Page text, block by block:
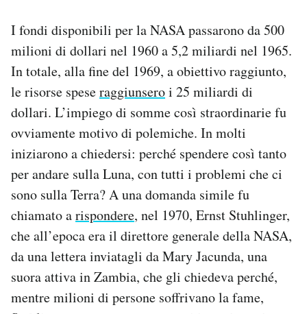
I fondi disponibili per la NASA passarono da 500
milioni di dollari nel 1960 a 5,2 miliardi nel 1965.
In totale, alla fine del 1969, a obiettivo raggiunto,
le risorse speseraggiunseroi 25 miliardi di
dollari. L’impiego di somme così straordinarie fu
ovviamente motivo di polemiche. In molti
iniziarono a chiedersi: perché spendere così tanto
per andare sulla Luna, con tutti i problemi che ci
sono sulla Terra? A una domanda simile fu
chiamato arispondere, nel 1970, Ernst Stuhlinger,
che all’epoca era il direttore generale della NASA,
da una lettera inviatagli da Mary Jacunda, una
suora attiva in Zambia, che gli chiedeva perché,
mentre milioni di persone soffrivano la fame,